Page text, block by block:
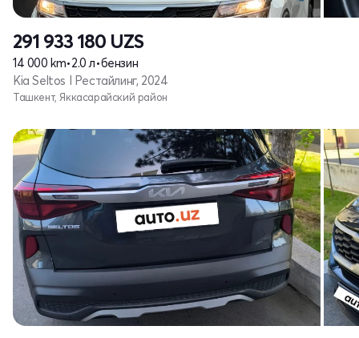
291 933 180 UZS
14 000 km•2.0 л•бензин
Kia Seltos I Рестайлинг, 2024
Ташкент, Яккасарайский район